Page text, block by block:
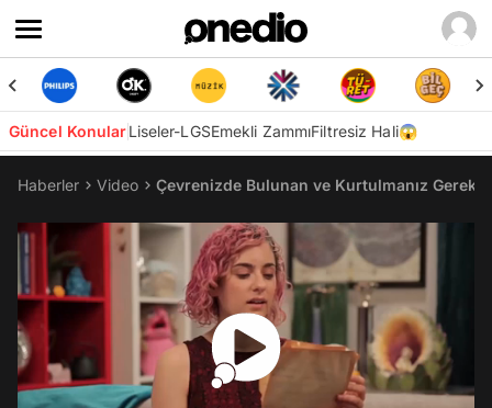
Güncel KonularLiseler-LGSEmekli ZammıFiltresiz Hali😱
Haberler Video Çevrenizde Bulunan ve Kurtulmanız